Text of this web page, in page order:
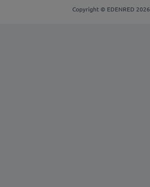
Copyright © EDENRED 2026